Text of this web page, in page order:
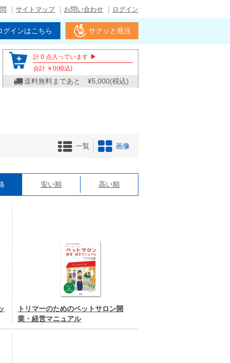
サイトマップ お問い合わせ ログイン
グインはこちら サクッと発注
計 0 点入っています ▶
合計 ￥ 0(税込)
送料無料まであと ¥5,000(税込)
一覧 画像
安い順 高い順
トリマーのためのペットサロン開
業・経営マニュアル